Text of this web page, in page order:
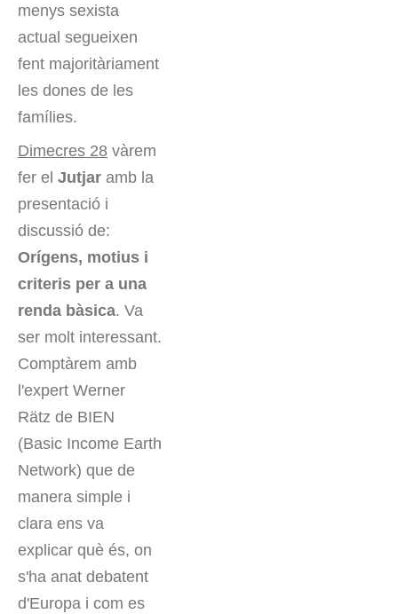
menys sexista
actual segueixen
fent majoritàriament
les dones de les
famílies.
Dimecres 28 vàrem
fer el Jutjar amb la
presentació i
discussió de:
Orígens, motius i
criteris per a una
renda bàsica. Va
ser molt interessant.
Comptàrem amb
l'expert Werner
Rätz de BIEN
(Basic Income Earth
Network) que de
manera simple i
clara ens va
explicar què és, on
s'ha anat debatent
d'Europa i com es